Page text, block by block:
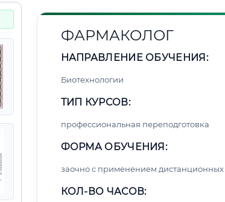
ФАРМАКОЛОГ
НАПРАВЛЕНИЕ ОБУЧЕНИЯ:
Биотехнологии
ТИП КУРСОВ:
профессиональная переподготовка
ФОРМА ОБУЧЕНИЯ:
заочно с применением дистанционных
КОЛ-ВО ЧАСОВ: